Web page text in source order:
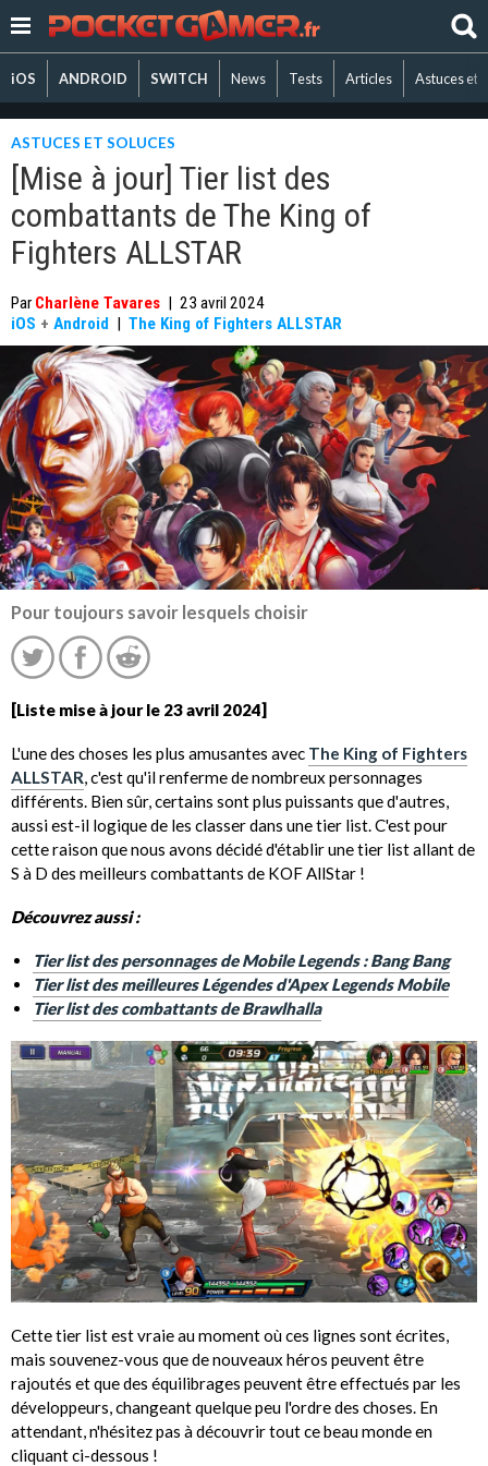
iOS ANDROID SWITCH News Tests Articles Astuces et
ASTUCES ET SOLUCES
[Mise à jour] Tier list des
combattants de The King of
Fighters ALLSTAR
Par Charlène Tavares | 23 avril 2024
iOS + Android | The King of Fighters ALLSTAR
Pour toujours savoir lesquels choisir
[Liste mise à jour le 23 avril 2024]
L'une des choses les plus amusantes avec The King of Fighters
ALLSTAR, c'est qu'il renferme de nombreux personnages
différents. Bien sûr, certains sont plus puissants que d'autres,
aussi est-il logique de les classer dans une tier list. C'est pour
cette raison que nous avons décidé d'établir une tier list allant de
S à D des meilleurs combattants de KOF AllStar !
Découvrez aussi :
Tier list des personnages de Mobile Legends : Bang Bang
Tier list des meilleures Légendes d'Apex Legends Mobile
Tier list des combattants de Brawlhalla
Cette tier list est vraie au moment où ces lignes sont écrites,
mais souvenez-vous que de nouveaux héros peuvent être
rajoutés et que des équilibrages peuvent être effectués par les
développeurs, changeant quelque peu l'ordre des choses. En
attendant, n'hésitez pas à découvrir tout ce beau monde en
cliquant ci-dessous !